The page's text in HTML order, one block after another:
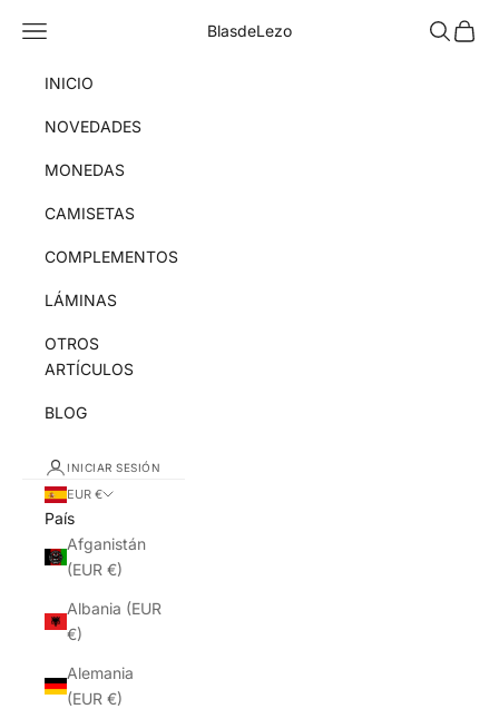
BlasdeLezo
Menú Buscar
Cesta
INICIO
NOVEDADES
MONEDAS
CAMISETAS
COMPLEMENTOS
LÁMINAS
OTROS
ARTÍCULOS
BLOG
INICIAR SESIÓN
EUR €
País
Afganistán
(EUR €)
Albania (EUR
€)
Alemania
(EUR €)